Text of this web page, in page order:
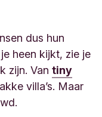
dus hun
heen kijkt, zie je
zijn. Van tiny
villa’s. Maar